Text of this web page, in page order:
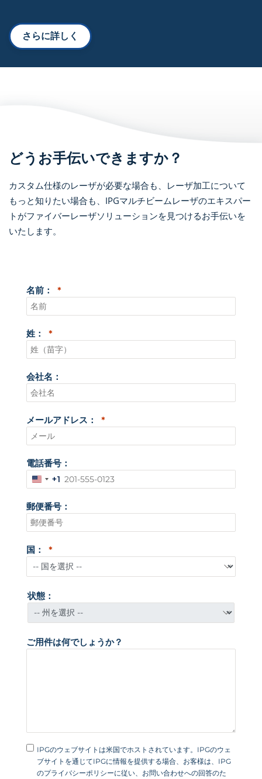
さらに詳しく
どうお手伝いできますか？
カスタム仕様のレーザが必要な場合も、レーザ加工について
もっと知りたい場合も、IPGマルチビームレーザのエキスパー
トがファイバーレーザソリューションを見つけるお手伝いを
いたします。
名前：
姓：
会社名：
メールアドレス：
電話番号：
ア
リ
カ
衆
国
+
1
+1
郵便番号：
国：
状態：
ご用件は何でしょうか？
IPGのウェブサイトは米国でホストされています。IPGのウェ
ブサイトを通じてIPGに情報を提供する場合、お客様は、IPG
のプライバシーポリシーに従い、お問い合わせへの回答のた